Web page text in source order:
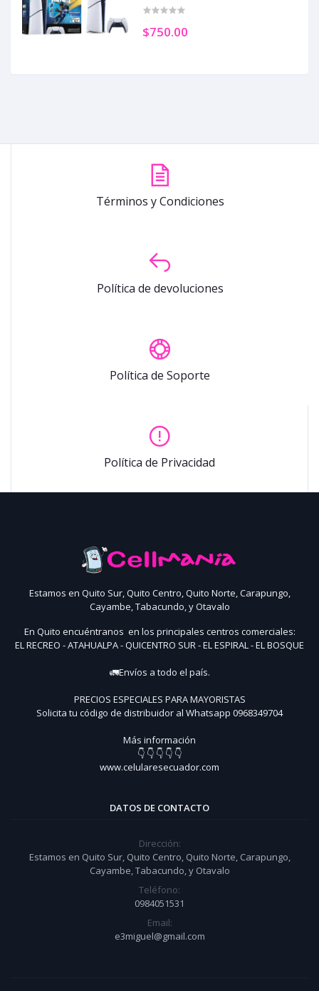
$750.00
Términos y Condiciones
Política de devoluciones
Política de Soporte
Política de Privacidad
Estamos en Quito Sur, Quito Centro, Quito Norte, Carapungo,
Cayambe, Tabacundo, y Otavalo
En Quito encuéntranos en los principales centros comerciales:
EL RECREO - ATAHUALPA - QUICENTRO SUR - EL ESPIRAL - EL BOSQUE
🚛Envíos a todo el país.
PRECIOS ESPECIALES PARA MAYORISTAS
Solicita tu código de distribuidor al Whatsapp 0968349704
Más información
👇 👇 👇 👇 👇
www.celularesecuador.com
DATOS DE CONTACTO
Dirección:
Estamos en Quito Sur, Quito Centro, Quito Norte, Carapungo,
Cayambe, Tabacundo, y Otavalo
Teléfono:
0984051531
Email:
e3miguel@gmail.com